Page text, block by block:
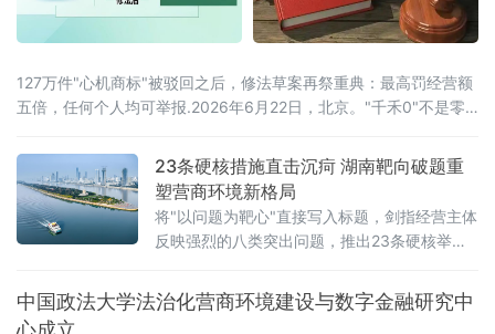
127万件"心机商标"被驳回之后，修法草案再祭重典：最高罚经营额
五倍，任何个人均可举报.2026年6月22日，北京。"千禾0"不是零
些让消费者频频踩坑的文字不过是一个注册商标，而非产品承诺
时，法律终于要动手了。6月22日，全国人大常委会法工委披露，商
标法修订草案二次审议稿将提请6月23日开幕的十四
23条硬核措施直击沉疴 湖南靶向破题重
塑营商环境新格局
将"以问题为靶心"直接写入标题，剑指经营主体
反映强烈的八类突出问题，推出23条硬核举
向全省营商环境的堵点痛点发起集中攻坚。精
准聚焦：八大领域，靶向施策与以往温和表述
中国政法大学法治化营商环境建设与数字金融研究中
心成立